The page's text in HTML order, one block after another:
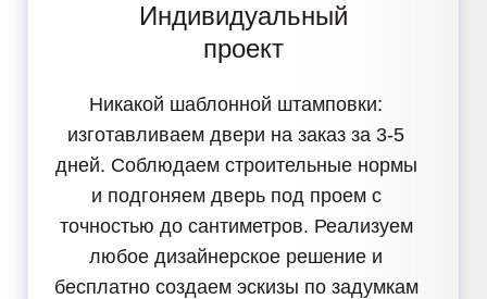
Индивидуальный
проект
Никакой шаблонной штамповки:
изготавливаем двери на заказ за 3-5
дней. Соблюдаем строительные нормы
и подгоняем дверь под проем с
точностью до сантиметров. Реализуем
любое дизайнерское решение и
бесплатно создаем эскизы по задумкам